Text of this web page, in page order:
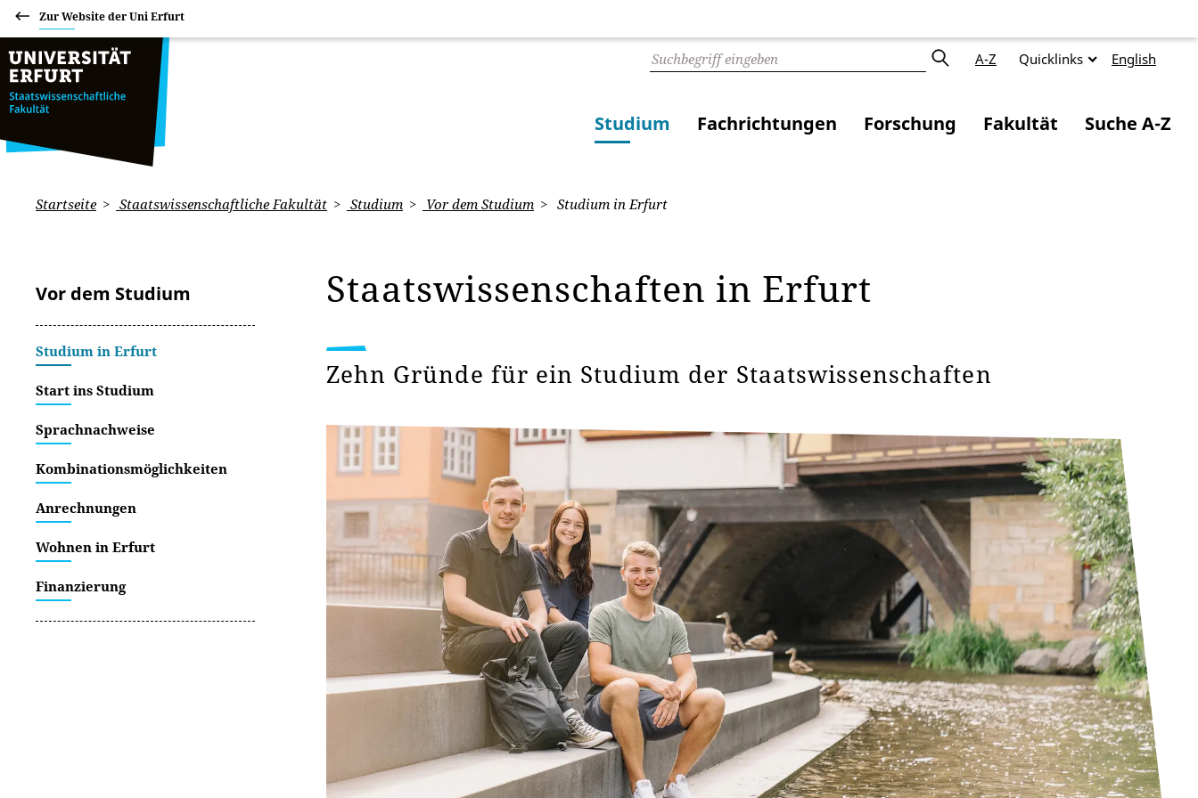
Zur Website der Uni Erfurt
A-Z Quicklinks English
Studium Fachrichtungen Forschung Fakultät Suche A-Z
Startseite Staatswissenschaftliche Fakultät Studium Vor dem Studium Studium in Erfurt
Vor dem Studium
Studium in Erfurt
Start ins Studium
Sprachnachweise
Kombinationsmöglichkeiten
Anrechnungen
Wohnen in Erfurt
Finanzierung
Staatswissenschaften in Erfurt
Zehn Gründe für ein Studium der Staatswissenschaften